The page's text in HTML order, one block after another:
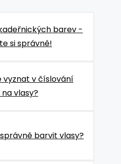
barev -
si správně!
vyznat v číslování
vlasy?
barvit vlasy?